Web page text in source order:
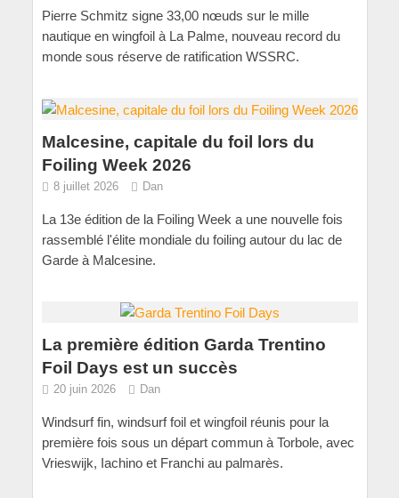
Pierre Schmitz signe 33,00 nœuds sur le mille
nautique en wingfoil à La Palme, nouveau record du
monde sous réserve de ratification WSSRC.
Malcesine, capitale du foil lors du
Foiling Week 2026
8 juillet 2026 Dan
La 13e édition de la Foiling Week a une nouvelle fois
rassemblé l'élite mondiale du foiling autour du lac de
Garde à Malcesine.
La première édition Garda Trentino
Foil Days est un succès
20 juin 2026 Dan
Windsurf fin, windsurf foil et wingfoil réunis pour la
première fois sous un départ commun à Torbole, avec
Vrieswijk, Iachino et Franchi au palmarès.